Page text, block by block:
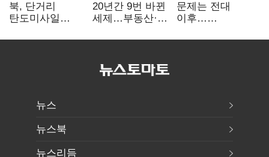
북, 단거리
탄도미사일
"즉각 중단 촉구"
20년간 9번 바뀐
세제…부동산·
건드렸다
문제는 전대
이후…
뒤집힐 땐
뉴스
뉴스북
뉴스리듬